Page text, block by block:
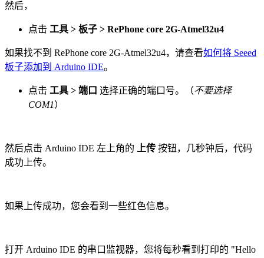
然后，
点击 工具 > 板子 > RePhone core 2G-Atmel32u4
如果找不到 RePhone core 2G-Atmel32u4，请查看如何将 Seeed
板子添加到 Arduino IDE。
点击 工具 > 端口 选择正确的端口号。（不要选择
COM1）
然后点击 Arduino IDE 左上角的 上传 按钮，几秒钟后，代码
成功上传。
如果上传成功，您会看到一些红色信息。
打开 Arduino IDE 的串口监视器，您将每秒看到打印的 "Hello